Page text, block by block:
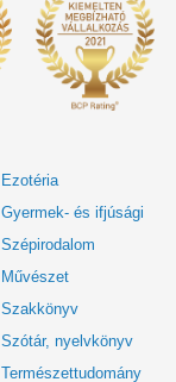
Ezotéria
Gyermek- és ifjúsági
Szépirodalom
Művészet
Szakkönyv
Szótár, nyelvkönyv
Természettudomány